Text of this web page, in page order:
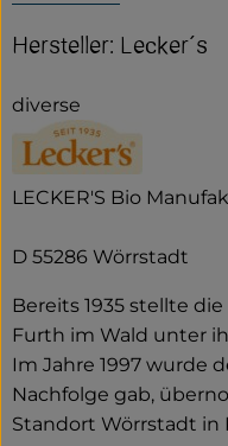
Hersteller: Lecker´s
diverse
LECKER'S Bio
D 55286 Wörrstadt
Bereits 1935 stellte
Furth im Wald unter
Im Jahre 1997 wurde
Nachfolge gab,
Standort Wörrstadt in